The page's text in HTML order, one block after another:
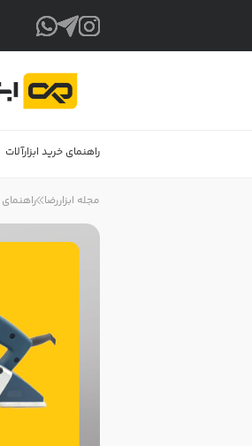
راهنمای خرید ابزارآلات
مجله ابزاررضا راهنمای